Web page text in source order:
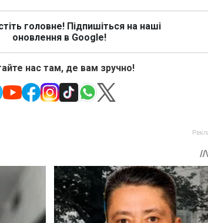
головне! Підпишіться на наші
оновлення в Google!
нас там, де вам зручно!